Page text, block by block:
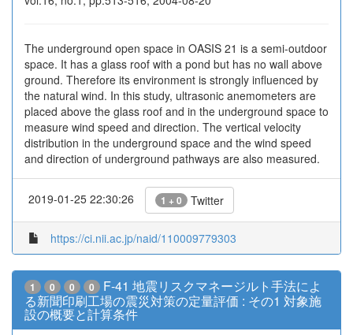
The underground open space in OASIS 21 is a semi-outdoor
space. It has a glass roof with a pond but has no wall above
ground. Therefore its environment is strongly influenced by
the natural wind. In this study, ultrasonic anemometers are
placed above the glass roof and in the underground space to
measure wind speed and direction. The vertical velocity
distribution in the underground space and the wind speed
and direction of underground pathways are also measured.
2019-01-25 22:30:26 1 + 0 Twitter
https://ci.nii.ac.jp/naid/110009779303
1 0 0 0
F-41 地震リスクマネージルト手法によ
る新聞印刷工場の震災対策の定量評価 : その1 対象施
設の概要と計算条件